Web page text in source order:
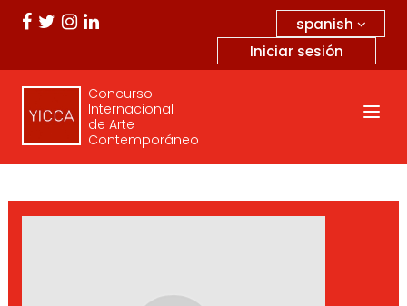
spanish
Iniciar sesión
Concurso
Internacional
de Arte
Contemporáneo